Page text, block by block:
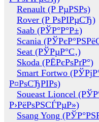
Renault (Р РµРЅРѕ)
Rover (Р РѕРІРµСЂ)
Saab (РЎР°Р°Р±)
Scania
Seat (РЎРµР°С‚)
Skoda (РЁРєРѕРґР°)
Smart Fortwo
Р¤РѕСЂРІРѕ)
Soueast Lioncel
Р›РёРѕРЅСЃРµР»)
Ssang Yong